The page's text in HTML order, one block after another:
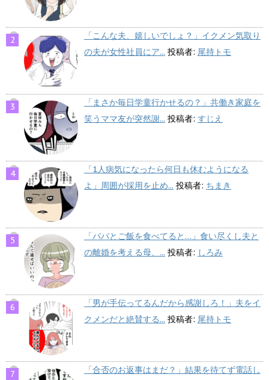
「こんな夫、嬉しいでしょ？」イクメン気取り
の夫が女性社員にア... 投稿者: 尾持トモ
「まさか毎日学童行かせるの？」共働き家庭を
笑うママ友が突然謝... 投稿者: すじえ
「1人病気になったら何日も休むようになる
よ」周囲が採用を止め... 投稿者: ちまき
「パパとご飯を食べてると…」食い尽くし夫と
の離婚を考える母、... 投稿者: しろみ
「男が手伝ってるんだから感謝しろ！」夫をイ
クメンだと絶賛する... 投稿者: 尾持トモ
「合否のお返事はまだ？」結果を待てず電話し